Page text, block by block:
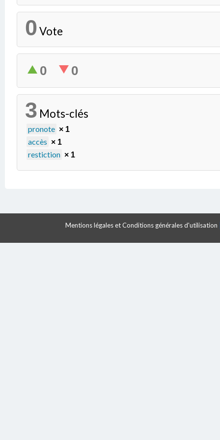
0 Vote
0 0
3 Mots-clés
pronote × 1
accès × 1
restiction × 1
Mentions légales et Conditions générales d'utilisation